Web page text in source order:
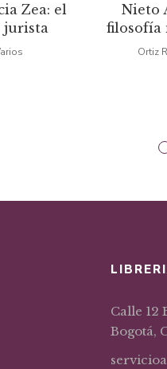
Zea: el
jurista
precio
Nieto
filosofía
Ortiz
Calle 12
Bogotá,